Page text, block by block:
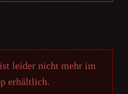
leider nicht mehr im
erhältlich.